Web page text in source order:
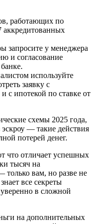
работающих по
аккредитованных
запросите у менеджера
и согласование
используйте
заявку с
с ипотекой по ставке от
схемы 2025 года,
— такие действия
потерей денег.
что отличает успешных
тысяч на
вам, но разве не
все секреты
в сложной
на дополнительных